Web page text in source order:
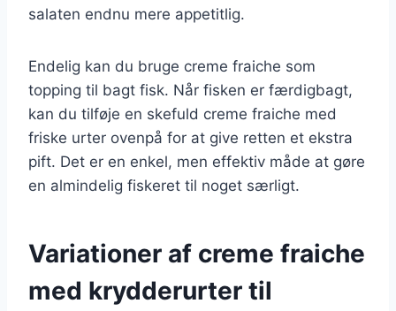
salaten endnu mere appetitlig.
Endelig kan du bruge creme fraiche som
topping til bagt fisk. Når fisken er færdigbagt,
kan du tilføje en skefuld creme fraiche med
friske urter ovenpå for at give retten et ekstra
pift. Det er en enkel, men effektiv måde at gøre
en almindelig fiskeret til noget særligt.
Variationer af creme fraiche
med krydderurter til